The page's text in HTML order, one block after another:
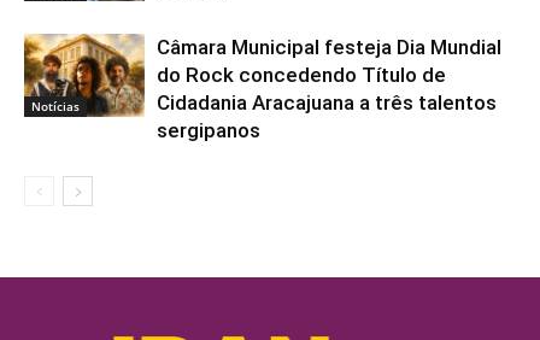
Notícias
Câmara Municipal festeja Dia Mundial
do Rock concedendo Título de
Cidadania Aracajuana a três talentos
sergipanos